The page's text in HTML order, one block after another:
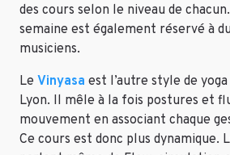
des cours selon le niveau de
semaine est également réservé à
musiciens.
Le Vinyasa est l’autre style de
Lyon. Il mêle à la fois postures et
mouvement en associant chaque
Ce cours est donc plus dynamique.